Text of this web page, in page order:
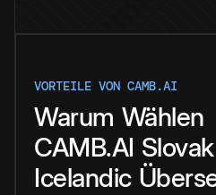
VORTEILE VON CAMB.AI
Warum Wählen
CAMB.AI Slovak
Icelandic